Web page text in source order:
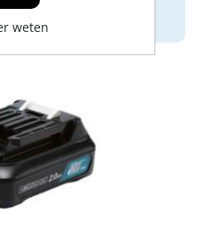
weten